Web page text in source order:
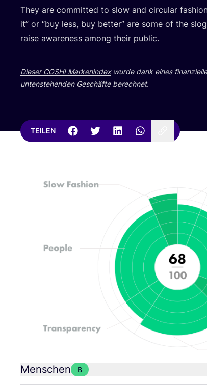
They are com­mit­ted to slow and cir­cu­lar
it” or “buy less, buy bet­ter” are some of the
rai­se awa­re­ness among their public.
Die­ser COSH! Mar­ken­in­dexwur­de dank eines
unten­ste­hen­den Geschäf­te berechnet.
TEILEN
Menschen B